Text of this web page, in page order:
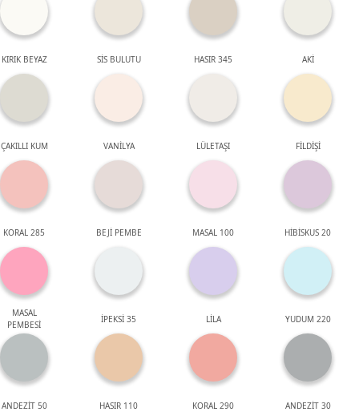
KIRIK BEYAZ SİS BULUTU HASIR 345 AKİ
ÇAKILLI KUM VANİLYA LÜLETAŞI FİLDİŞİ
KORAL 285 BEJİ PEMBE MASAL 100 HİBİSKUS 20
MASAL
PEMBESİ
İPEKSİ 35 LİLA YUDUM 220
ANDEZİT 50 HASIR 110 KORAL 290 ANDEZİT 30